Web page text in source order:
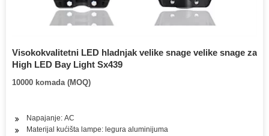
Visokokvalitetni LED hladnjak velike snage velike snage za
High LED Bay Light Sx439
10000 komada (MOQ)
Napajanje: AC
Materijal kućišta lampe: legura aluminijuma